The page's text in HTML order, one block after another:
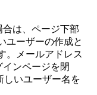
合は、ページ下部
ユーザーの作成と
。メールアドレス
インページを閉
しいユーザー名を